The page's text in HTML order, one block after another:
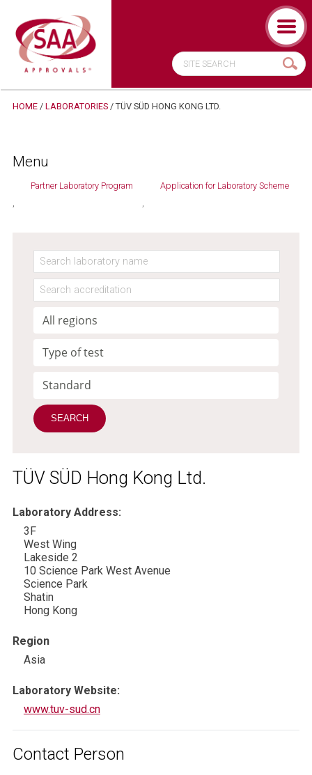
HOME / LABORATORIES / TÜV SÜD HONG KONG LTD.
Menu
Partner Laboratory Program Application for Laboratory Scheme
TÜV SÜD Hong Kong Ltd.
Laboratory Address:
3F
West Wing
Lakeside 2
10 Science Park West Avenue
Science Park
Shatin
Hong Kong
Region
Asia
Laboratory Website:
www.tuv-sud.cn
Contact Person